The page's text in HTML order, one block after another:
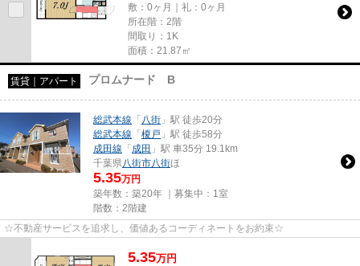
敷：0ヶ月｜礼：0ヶ月
所在階：2階
間取り：1K
面積：21.87㎡
賃貸｜アパート プロムナード B
総武本線 「 八街 」駅 徒歩20分
総武本線 「榎戸 」駅 徒歩58分
成田線 「成田 」駅 車35分 19.1km
千葉県 八街市八街ほ
5.35万円
築年数：築20年 ｜募集中： 1室
階数：2階建
☆不動産サービスを追求し、価値あるコーディネートをお約束☆
5.35万円